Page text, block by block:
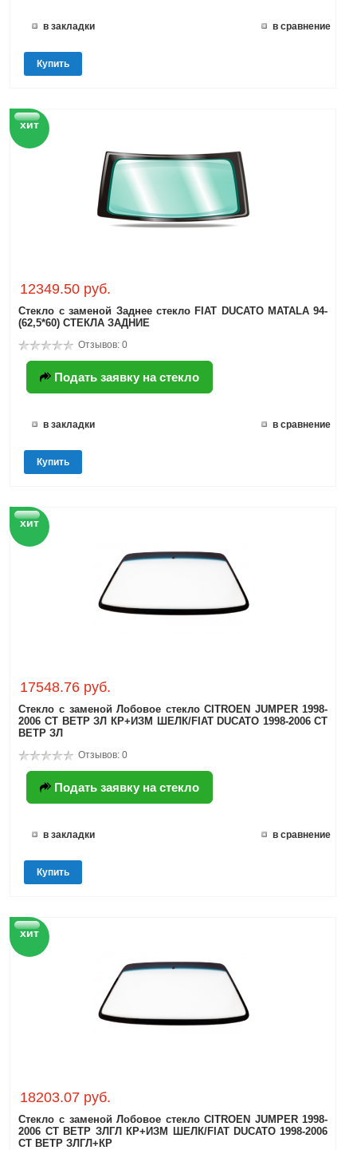
в закладки в сравнение
Купить
хит
12349.50 руб.
Стекло с заменой Заднее стекло FIAT DUCATO MATALA 94-
(62,5*60) СТЕКЛА ЗАДНИЕ
Отзывов: 0
Подать заявку на стекло
в закладки в сравнение
Купить
хит
17548.76 руб.
Стекло с заменой Лобовое стекло CITROEN JUMPER 1998-
2006 СТ ВЕТР ЗЛ КР+ИЗМ ШЕЛК/FIAT DUCATO 1998-2006 СТ
ВЕТР ЗЛ
Отзывов: 0
Подать заявку на стекло
в закладки в сравнение
Купить
хит
18203.07 руб.
Стекло с заменой Лобовое стекло CITROEN JUMPER 1998-
2006 СТ ВЕТР ЗЛГЛ КР+ИЗМ ШЕЛК/FIAT DUCATO 1998-2006
СТ ВЕТР ЗЛГЛ+КР